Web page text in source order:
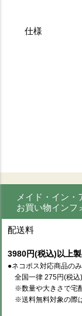
仕様
メイド・イン・
お買い物インフ
配送料
3980円(税込)以上
●ネコポス対応商品の
全国一律 275円(税込)
※数量や大きさで宅
※送料無料対象の際